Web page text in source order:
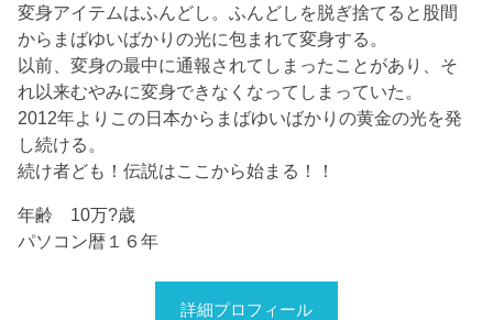
変身アイテムはふんどし。ふんどしを脱ぎ捨てると股間
からまばゆいばかりの光に包まれて変身する。
以前、変身の最中に通報されてしまったことがあり、そ
れ以来むやみに変身できなくなってしまっていた。
2012年よりこの日本からまばゆいばかりの黄金の光を発
し続ける。
続け者ども！伝説はここから始まる！！
年齢 10万?歳
パソコン暦１６年
詳細プロフィール